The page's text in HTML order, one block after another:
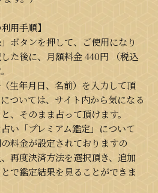
用手順】
ボタンを押して、ご使用になり
た後に、月額料金440円
（税込
生年月日、名前）を入力して頂
ついては、サイト内から気になる
、そのまま占って頂けます。
い「プレミアム鑑定」について
料金が設定されておりますの
再度決済方法を選択頂き、追加
で鑑定結果を見ることができま